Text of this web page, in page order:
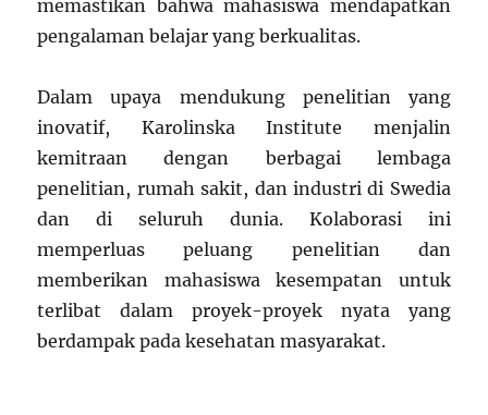
memastikan bahwa mahasiswa mendapatkan
pengalaman belajar yang berkualitas.
Dalam upaya mendukung penelitian yang
inovatif, Karolinska Institute menjalin
kemitraan dengan berbagai lembaga
penelitian, rumah sakit, dan industri di Swedia
dan di seluruh dunia. Kolaborasi ini
memperluas peluang penelitian dan
memberikan mahasiswa kesempatan untuk
terlibat dalam proyek-proyek nyata yang
berdampak pada kesehatan masyarakat.